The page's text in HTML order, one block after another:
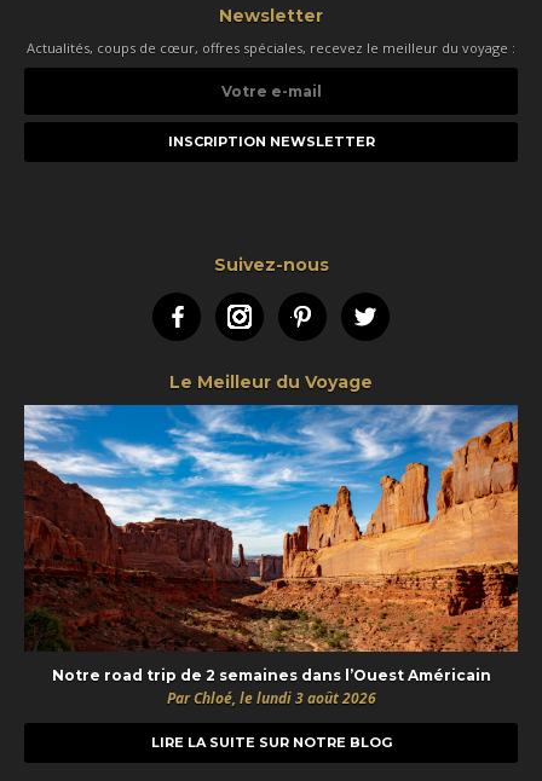
Newsletter
Actualités, coups de cœur, offres spéciales, recevez le meilleur du voyage :
e-
Suivez-nous
FacebookInstagramPinterestTwitter
Le Meilleur du Voyage
Notre road trip de 2 semaines dans l’Ouest Américain
Par Chloé, le lundi 3 août 2026
LIRE LA SUITE SUR NOTRE BLOG